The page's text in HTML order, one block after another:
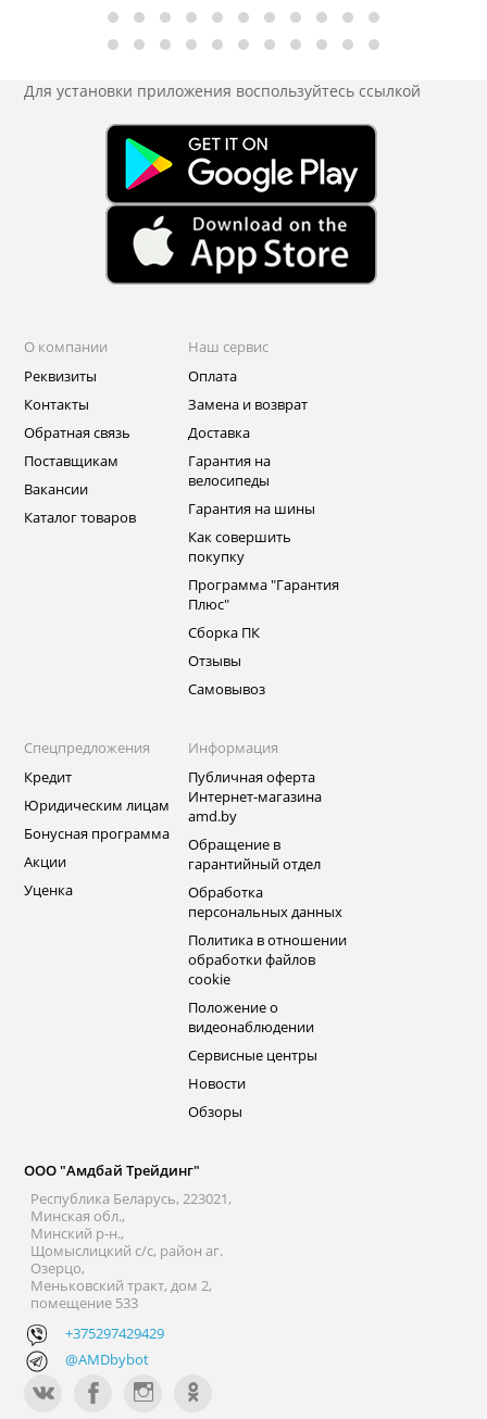
Для установки приложения воспользуйтесь ссылкой
О компании
Реквизиты
Контакты
Обратная связь
Поставщикам
Вакансии
Каталог товаров
Наш сервис
Оплата
Замена и возврат
Доставка
Гарантия на
велосипеды
Гарантия на шины
Как совершить
покупку
Программа "Гарантия
Плюс"
Сборка ПК
Отзывы
Самовывоз
Спецпредложения
Кредит
Юридическим лицам
Бонусная программа
Акции
Уценка
Информация
Публичная оферта
Интернет-магазина
amd.by
Обращение в
гарантийный отдел
Обработка
персональных данных
Политика в отношении
обработки файлов
cookie
Положение о
видеонаблюдении
Сервисные центры
Новости
Обзоры
ООО "Амдбай Трейдинг"
Республика Беларусь, 223021,
Минская обл.,
Минский р-н.,
Щомыслицкий с/с, район аг.
Озерцо,
Меньковский тракт, дом 2,
помещение 533
+375297429429
@AMDbybot